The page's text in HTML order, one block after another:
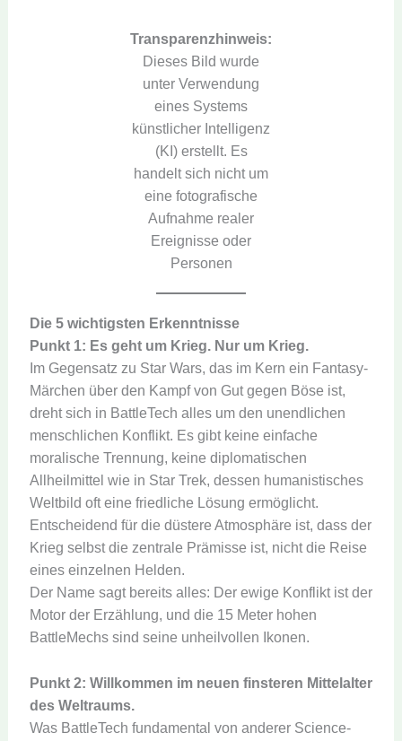
Transparenzhinweis:
Dieses Bild wurde
unter Verwendung
eines Systems
künstlicher Intelligenz
(KI) erstellt. Es
handelt sich nicht um
eine fotografische
Aufnahme realer
Ereignisse oder
Personen
Die 5 wichtigsten Erkenntnisse
Punkt 1: Es geht um Krieg. Nur um Krieg.
Im Gegensatz zu Star Wars, das im Kern ein Fantasy-
Märchen über den Kampf von Gut gegen Böse ist,
dreht sich in BattleTech alles um den unendlichen
menschlichen Konflikt. Es gibt keine einfache
moralische Trennung, keine diplomatischen
Allheilmittel wie in Star Trek, dessen humanistisches
Weltbild oft eine friedliche Lösung ermöglicht.
Entscheidend für die düstere Atmosphäre ist, dass der
Krieg selbst die zentrale Prämisse ist, nicht die Reise
eines einzelnen Helden.
Der Name sagt bereits alles: Der ewige Konflikt ist der
Motor der Erzählung, und die 15 Meter hohen
BattleMechs sind seine unheilvollen Ikonen.
Punkt 2: Willkommen im neuen finsteren Mittelalter
des Weltraums.
Was BattleTech fundamental von anderer Science-